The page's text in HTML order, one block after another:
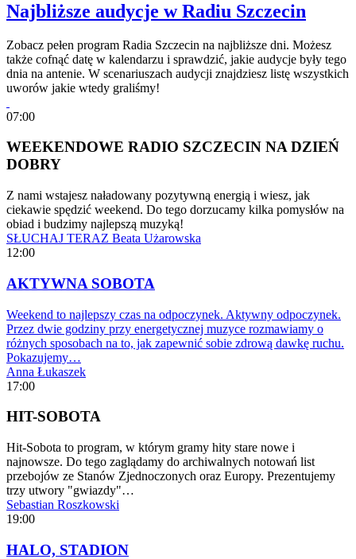
Najbliższe audycje w Radiu Szczecin
Zobacz pełen program Radia Szczecin na najbliższe dni. Możesz
także cofnąć datę w kalendarzu i sprawdzić, jakie audycje były tego
dnia na antenie. W scenariuszach audycji znajdziesz listę wszystkich
uworów jakie wtedy graliśmy!
07:00
WEEKENDOWE RADIO SZCZECIN NA DZIEŃ
DOBRY
Z nami wstajesz naładowany pozytywną energią i wiesz, jak
ciekawie spędzić weekend. Do tego dorzucamy kilka pomysłów na
obiad i budzimy najlepszą muzyką!
SŁUCHAJ TERAZ Beata Użarowska
12:00
AKTYWNA SOBOTA
Weekend to najlepszy czas na odpoczynek. Aktywny odpoczynek.
Przez dwie godziny przy energetycznej muzyce rozmawiamy o
różnych sposobach na to, jak zapewnić sobie zdrową dawkę ruchu.
Pokazujemy…
Anna Łukaszek
17:00
HIT-SOBOTA
Hit-Sobota to program, w którym gramy hity stare nowe i
najnowsze. Do tego zaglądamy do archiwalnych notowań list
przebojów ze Stanów Zjednoczonych oraz Europy. Prezentujemy
trzy utwory "gwiazdy"…
Sebastian Roszkowski
19:00
HALO, STADION